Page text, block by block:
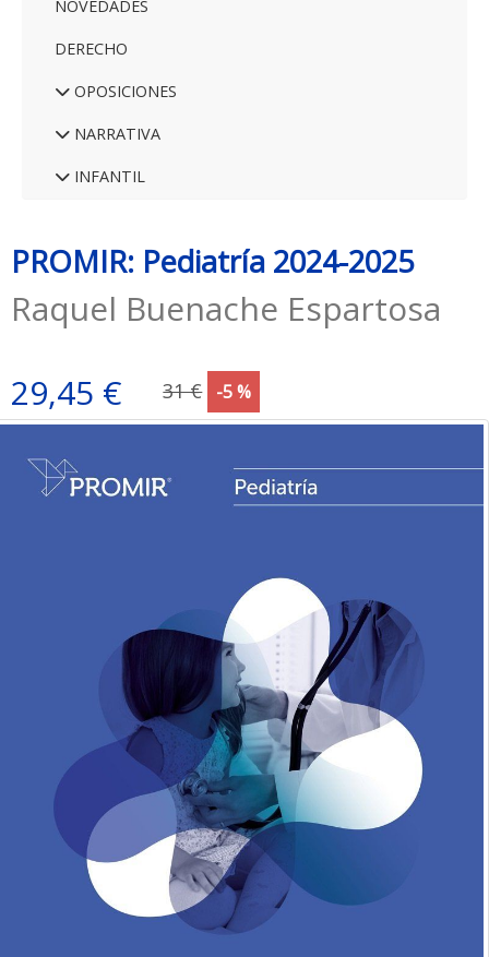
NOVEDADES
DERECHO
OPOSICIONES
NARRATIVA
INFANTIL
PROMIR: Pediatría 2024-2025
Raquel Buenache Espartosa
29,45 €
31 € -5 %